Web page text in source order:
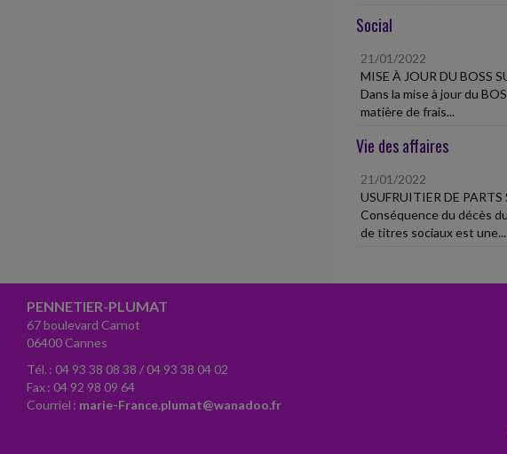
Social
21/01/2022
MISE À JOUR DU BOSS
Dans la mise à jour du
matière de frais...
Vie des affaires
21/01/2022
USUFRUITIER DE
Conséquence du décès
de titres sociaux est une...
PENNETIER-PLUMAT
67 boulevard Carnot
06400 Cannes
Tél. : 04 93 38 08 38 / 04 93 38 04 02
Fax : 04 92 98 09 64
Courriel : marie-France.plumat@wanadoo.fr